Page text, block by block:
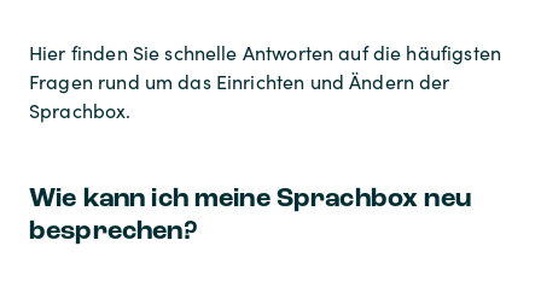
Hier finden Sie schnelle Antworten auf die häufigsten
Fragen rund um das Einrichten und Ändern der
Sprachbox.
Wie kann ich meine Sprachbox neu
besprechen?